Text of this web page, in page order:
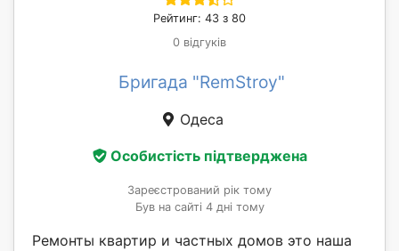
Рейтинг: 43 з 80
0 відгуків
Бригада "RemStroy"
Одеса
Особистість підтверджена
Зареєстрований рік тому
Був на сайті 4 дні тому
Ремонты квартир и частных домов это наша